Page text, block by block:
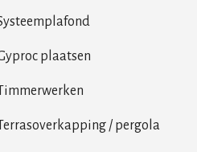
plaatsen
/ pergola